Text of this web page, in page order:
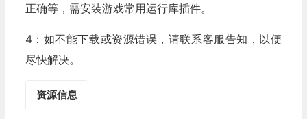
正确等，需安装游戏常用运行库插件。
4：如不能下载或资源错误，请联系客服告知，以便
尽快解决。
资源信息